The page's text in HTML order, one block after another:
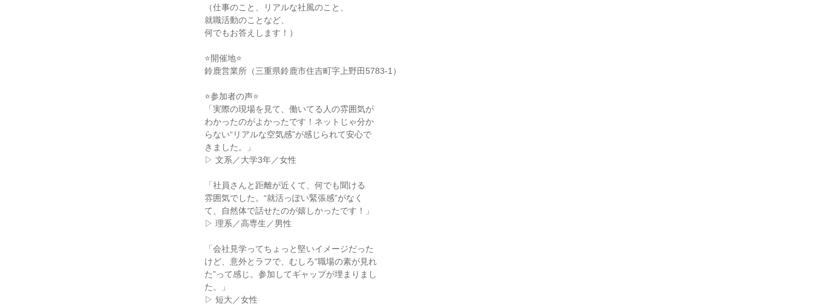
（仕事のこと、リアルな社風のこと、
就職活動のことなど、
何でもお答えします！）
⭐開催地⭐
鈴鹿営業所（三重県鈴鹿市住吉町字上野田5783-1）
⭐参加者の声⭐
「実際の現場を見て、働いてる人の雰囲気が
わかったのがよかったです！ネットじゃ分か
らない“リアルな空気感”が感じられて安心で
きました。」
▷ 文系／大学3年／女性
「社員さんと距離が近くて、何でも聞ける
雰囲気でした。“就活っぽい緊張感”がなく
て、自然体で話せたのが嬉しかったです！」
▷ 理系／高専生／男性
「会社見学ってちょっと堅いイメージだった
けど、意外とラフで、むしろ“職場の素が見れ
た”って感じ。参加してギャップが埋まりまし
た。」
▷ 短大／女性